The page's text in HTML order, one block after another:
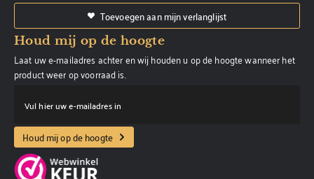
Toevoegen aan mijn verlanglijst
Houd mij op de hoogte
Laat uw e-mailadres achter en wij houden u op de hoogte wanneer het
product weer op voorraad is.
Vul hier uw e-mailadres in
Houd mij op de hoogte